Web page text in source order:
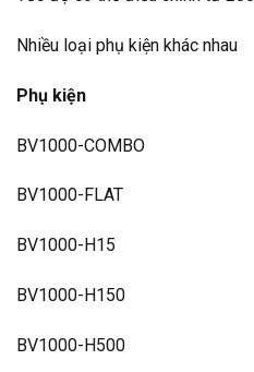
Nhiều loại phụ kiện khác nhau
Phụ kiện
BV1000-COMBO
BV1000-FLAT
BV1000-H15
BV1000-H150
BV1000-H500